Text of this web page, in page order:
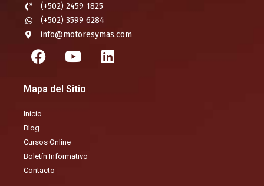
(+502) 2459 1825
(+502) 3599 6284
info@motoresymas.com
F
a
e
o
o
k
Y
o
t
L
i
Mapa del Sitio
Inicio
Blog
Cursos Online
Boletín Informativo
Contacto